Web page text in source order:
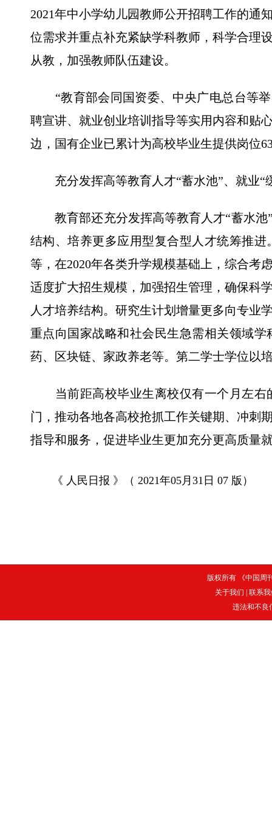
2021年中小学幼儿园教师公开招聘工作的通
位需求并重点补充紧缺学科教师，科学合理
从教，加强教师队伍建设。
“教育部会同国资委、中央广电总台等举
聘宣讲、就业创业培训指导等实用内容和贴
边，国有企业已累计为高校毕业生提供岗位
充分发挥高等教育人才“蓄水池”、就业“
教育部还充分发挥高等教育人才“蓄水池”
结构、培养更多应用型复合型人才统筹推
等，在2020年各类升学规模基础上，综合考
适度扩大招生规模，加强招生管理，确保科
人才培养结构。研究生计划增量更多向专业
重点向国家战略和社会民生急需相关领域
药、区块链、家政养老等。第二学士学位以
当前距高校毕业生离校仅有一个月左右
门，推动各地各高校抢抓工作关键期、冲刺
指导和服务，促进毕业生更加充分更高质量
《 人民日报 》（ 2021年05月31日 07 版）
版权所有 《中国周
关于我们
联系
违法和不良